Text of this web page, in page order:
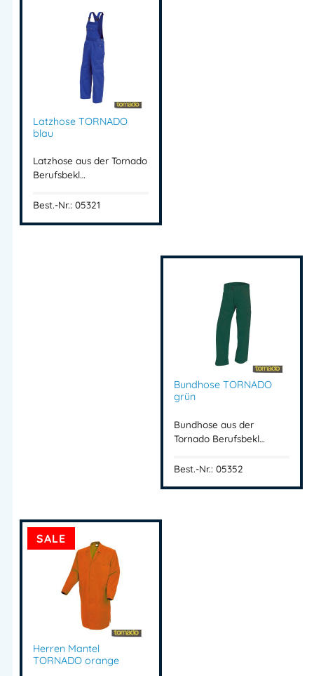
Latzhose TORNADO
blau
Latzhose aus der Tornado
Berufsbekl…
Best.-Nr.: 05321
Bundhose TORNADO
grün
Bundhose aus der
Tornado Berufsbekl…
Best.-Nr.: 05352
SALE
Herren Mantel
TORNADO orange